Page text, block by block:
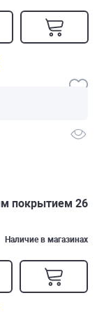
покрытием 26
Наличие в магазинах